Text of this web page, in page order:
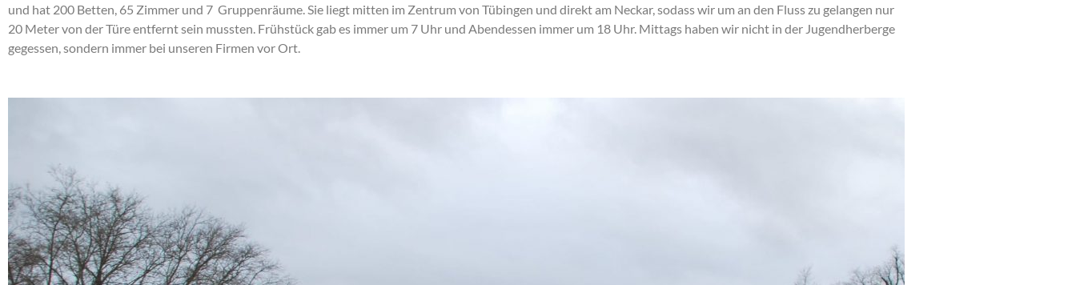
und hat 200 Betten, 65 Zimmer und 7 Gruppenräume. Sie liegt mitten im Zentrum von Tübingen und direkt am Neckar, sodass wir um an den Fluss zu gelangen nur
20 Meter von der Türe entfernt sein mussten. Frühstück gab es immer um 7 Uhr und Abendessen immer um 18 Uhr. Mittags haben wir nicht in der Jugendherberge
gegessen, sondern immer bei unseren Firmen vor Ort.